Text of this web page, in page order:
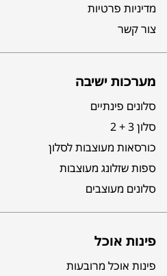
מדיניות פרטיות
צור קשר
מערכות ישיבה
סלונים פינתיים
סלון 3 + 2
כורסאות מעוצבות לסלון
ספות שזלונג מעוצבות
סלונים מעוצבים
פינות אוכל
פינות אוכל מרובעות